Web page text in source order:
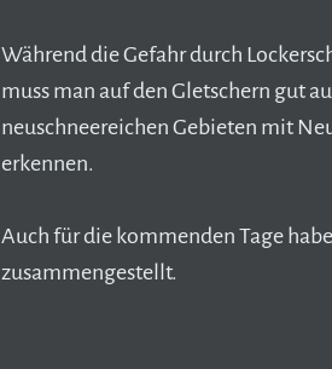
Während die Gefahr durch
muss man auf den Gletschern gut
neuschneereichen Gebieten mit
erkennen.
Auch für die kommenden Tage
zusammengestellt.